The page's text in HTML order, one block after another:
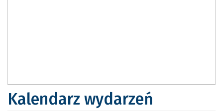
Kalendarz wydarzeń